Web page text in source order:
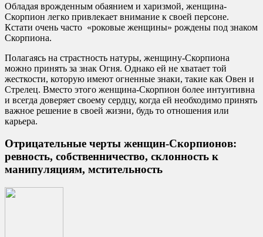
Обладая врожденным обаянием и харизмой, женщина-
Скорпион легко привлекает внимание к своей персоне.
Кстати очень часто «роковые женщины» рождены под знаком
Скорпиона.
Полагаясь на страстность натуры, женщину-Скорпиона
можно принять за знак Огня. Однако ей не хватает той
жесткости, которую имеют огненные знаки, такие как Овен и
Стрелец. Вместо этого женщина-Скорпион более интуитивна
и всегда доверяет своему сердцу, когда ей необходимо принять
важное решение в своей жизни, будь то отношения или
карьера.
Отрицательные черты женщин-Скорпионов:
ревность, собственничество, склонность к
манипуляциям, мстительность